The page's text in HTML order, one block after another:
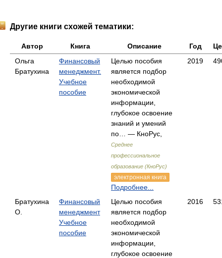
Другие книги схожей тематики:
Автор Книга Описание Год
Ольга
Братухина
Финансовый
менеджмент.
Учебное
пособие
Целью пособия
является подбор
необходимой
экономической
информации,
глубокое освоение
знаний и умений
по… — КноРус,
Среднее
профессиональное
образование (КноРус)
электронная книга
Подробнее...
2019
Братухина
О.
Финансовый
менеджмент
Учебное
пособие
Целью пособия
является подбор
необходимой
экономической
информации,
глубокое освоение
2016